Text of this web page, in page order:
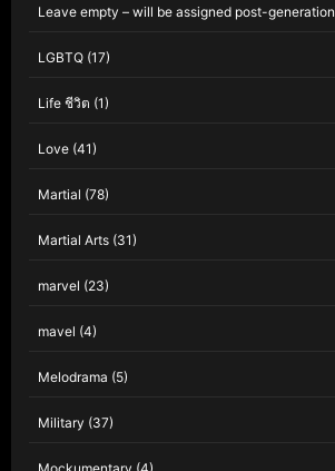
Leave empty – will be assigned post-generation
LGBTQ (17)
Life ชีวิต (1)
Love (41)
Martial (78)
Martial Arts (31)
marvel (23)
mavel (4)
Melodrama (5)
Military (37)